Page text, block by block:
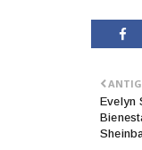
Evelyn